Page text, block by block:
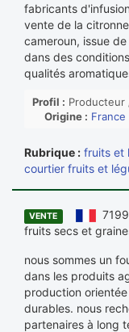
fabricants
vente de la
cameroun, issue
dans des
qualités
Profil : Producteur
Origine : France
Rubrique : fruits et
courtier fruits et
VENTE
fruits secs et
nous sommes un
dans les produits
production
durables. nous
partenaires à long